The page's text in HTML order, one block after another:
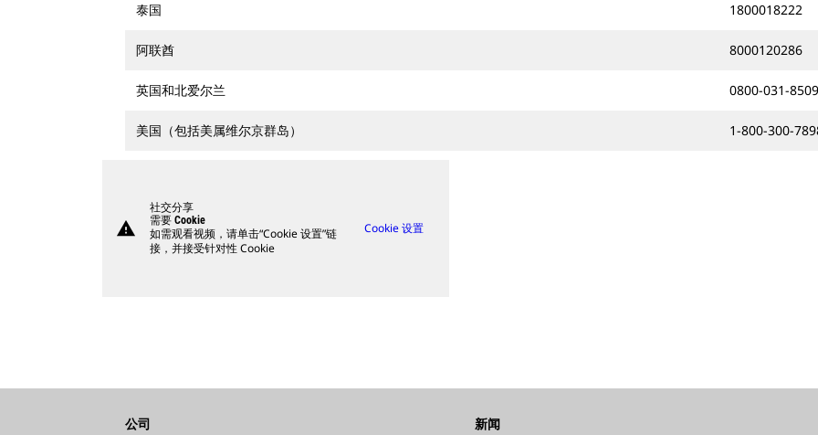
泰国 1800018222
阿联酋 8000120286
英国和北爱尔兰 0800-031-8509
美国（包括美属维尔京群岛） 1-800-300-
warning
社交分享
需要 Cookie
如需观看视频，请单击“Cookie 设置”链
接，并接受针对性 Cookie
Cookie 设置
公司 新闻